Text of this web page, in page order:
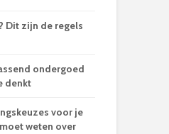
Dit zijn de regels
ondergoed
denkt
voor je
weten over